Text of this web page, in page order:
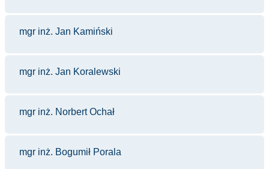
mgr inż. Jan Kamiński
mgr inż. Jan Koralewski
mgr inż. Norbert Ochał
mgr inż. Bogumił Porala